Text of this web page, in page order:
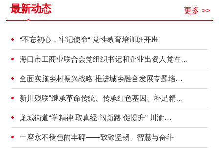
最新动态 更多 >>
“不忘初心，牢记使命“ 党性教育培训班开班
海口市工商业联合会党组织书记和企业出资人党性…
全面实施乡村振兴战略 推进城乡融合发展专题培…
新川残联“继承革命传统、传承红色基因、补足精…
龙城街道“学精神 取真经 闯新路 促提升” 川渝…
一座永不褪色的丰碑——致敬坚韧、智慧与奋斗